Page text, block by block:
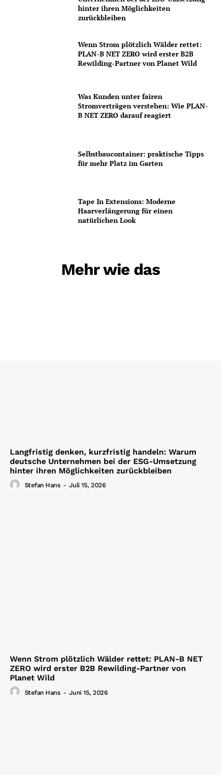
hinter ihren Möglichkeiten
zurückbleiben
Wenn Strom plötzlich Wälder rettet:
PLAN-B NET ZERO wird erster B2B
Rewilding-Partner von Planet Wild
Was Kunden unter fairen
Stromverträgen verstehen: Wie PLAN-
B NET ZERO darauf reagiert
Selbstbaucontainer: praktische Tipps
für mehr Platz im Garten
Tape In Extensions: Moderne
Haarverlängerung für einen
natürlichen Look
Mehr wie das
Langfristig denken, kurzfristig handeln: Warum
deutsche Unternehmen bei der ESG-Umsetzung
hinter ihren Möglichkeiten zurückbleiben
Stefan Hans - Juli 15, 2026
Wenn Strom plötzlich Wälder rettet: PLAN-B NET
ZERO wird erster B2B Rewilding-Partner von
Planet Wild
Stefan Hans - Juni 15, 2026